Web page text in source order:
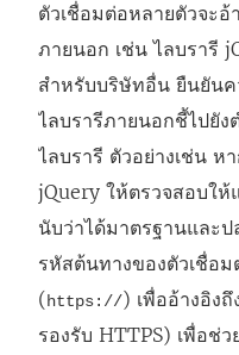
ตัวเชื่อมต่อหลายตัวจะอ้
ภายนอก เช่น ไลบรารี
สำหรับบริษัทอื่น ยืนยันค
ไลบรารีภายนอกชี้ไปยั
ไลบรารี ตัวอย่างเช่น ห
jQuery ให้ตรวจสอบให้
นับว่าได้มาตรฐานและ
รหัสต้นทางของตัวเชื่อ
(https://) เพื่ออ้างอิง
รองรับ HTTPS) เพื่อช่